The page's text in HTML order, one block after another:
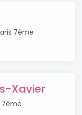
7ème
Xavier
7ème